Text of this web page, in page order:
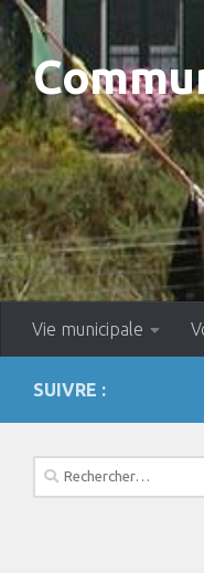
Skip to content
Vie municipale
SUIVRE :
Rechercher :